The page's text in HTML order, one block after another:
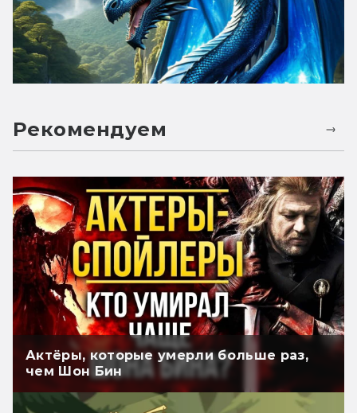
Рекомендуем
Актёры, которые умерли больше раз,
чем Шон Бин